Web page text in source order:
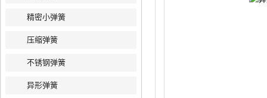
精密小弹簧
压缩弹簧
不锈钢弹簧
异形弹簧